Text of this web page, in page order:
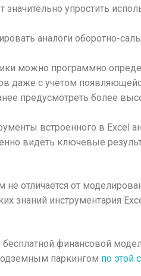
упростить
аналоги оборотно-
можно программно
даже с учетом
предусмотреть более
встроенного в Excel
видеть ключевые
отличается от
знаний инструментария
финансовой
паркингом по этой